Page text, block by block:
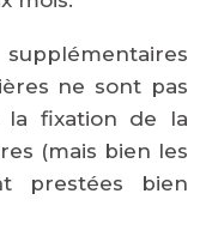
ne sont pas
la fixation de la
(mais bien les
prestées bien